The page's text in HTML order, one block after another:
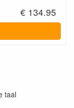
€ 134.95
taal